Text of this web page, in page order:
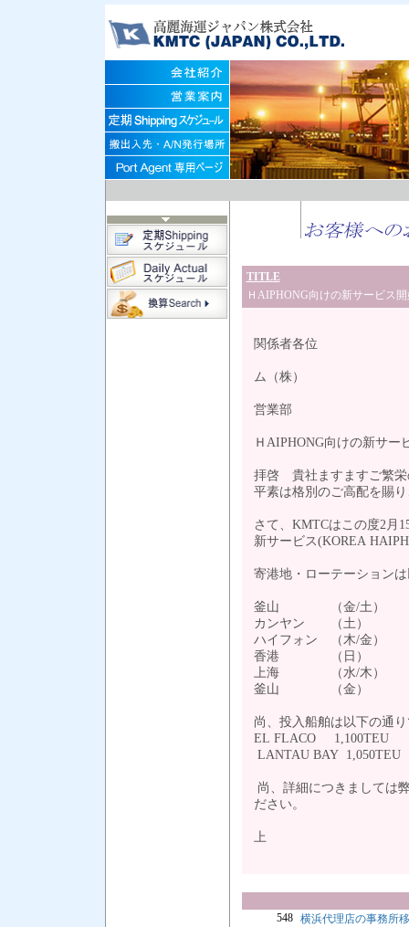
TITLE
ＨAIPHONG向けの新サービス
関係者各位
ム（株）
営業部
ＨAIPHONG向けの新サー
拝啓 貴社ますますご繁栄
平素は格別のご高配を賜
さて、KMTCはこの度2月
新サービス(KOREA
寄港地・ローテーション
釜山 （金/土）
カンヤン （土）
ハイフォン （木/金）
香港 （日）
上海 （水/木）
釜山 （金）
尚、投入船舶は以下の通
EL FLACO 1,100TEU
LANTAU BAY 1,050TEU
尚、詳細につきましては
ださい。
上
548
横浜代理店の事務所